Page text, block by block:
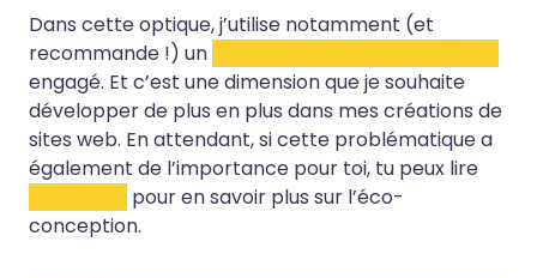
Dans cette optique, j’utilise notamment (et
recommande !) un
engagé. Et c’est une dimension que je souhaite
développer de plus en plus dans mes créations de
sites web. En attendant, si cette problématique a
également de l’importance pour toi, tu peux lire
pour en savoir plus sur l’éco-
conception.